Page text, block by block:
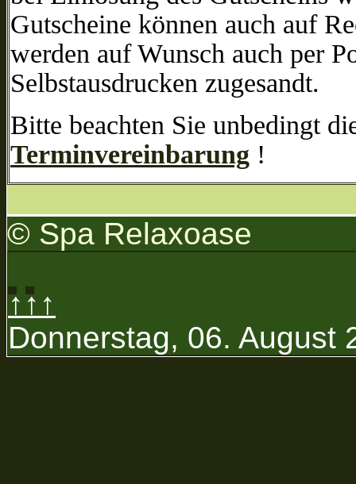
Gutscheine können auch auf
werden auf Wunsch auch per
Selbstausdrucken zugesandt.
Bitte beachten Sie unbedingt
Terminvereinbarung !
© Spa Relaxoase
↑↑↑
Donnerstag, 06. August